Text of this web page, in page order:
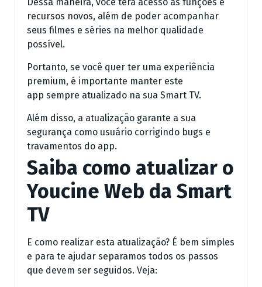
recursos novos, além de poder acompanhar
seus filmes e séries na melhor qualidade
possível.
Portanto, se você quer ter uma experiência
premium, é importante manter este
app sempre atualizado na sua Smart TV.
Além disso, a atualização garante a sua
segurança como usuário corrigindo bugs e
travamentos do app.
Saiba como atualizar o
Youcine Web da Smart
TV
E como realizar esta atualização? É bem simples
e para te ajudar separamos todos os passos
que devem ser seguidos. Veja: